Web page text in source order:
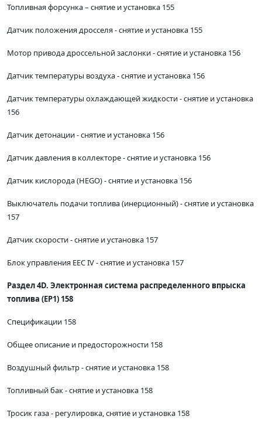
Топливная форсунка – снятие и установка 155
Датчик положения дросселя - снятие и установка 155
Мотор привода дроссельной заслонки - снятие и установка 156
Датчик температуры воздуха - снятие и установка 156
Датчик температуры охлаждающей жидкости - снятие и установка
156
Датчик детонации - снятие и установка 156
Датчик давления в коллекторе - снятие и установка 156
Датчик кислорода (HEGO) - снятие и установка 156
Выключатель подачи топлива (инерционный) - снятие и установка
157
Датчик скорости - снятие и установка 157
Блок управления EEC IV - снятие и установка 157
Раздел 4D. Электронная система распределенного впрыска
топлива (ЕР1) 158
Спецификации 158
Общее описание и предосторожности 158
Воздушный фильтр - снятие и установка 158
Топливный бак - снятие и установка 158
Тросик газа - регулировка, снятие и установка 158